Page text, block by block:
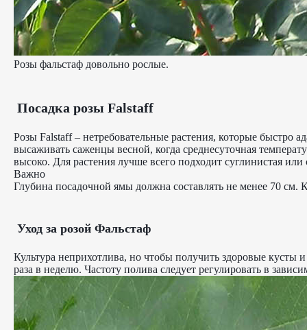
Розы фальстаф довольно рослые.
Посадка розы Falstaff
Розы Falstaff – нетребовательные растения, которые
высаживать саженцы весной, когда среднесуточная
высоко. Для растения лучше всего подходит суглинистая
Важно
Глубина посадочной ямы должна составлять не менее 70 см.
Уход за розой Фальстаф
Культура неприхотлива, но чтобы получить здоровые кусты
раза в неделю. Частоту полива следует регулировать в